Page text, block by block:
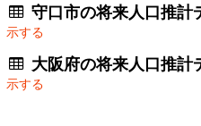
守口市の将来人口推
示する
大阪府の将来人口推
示する